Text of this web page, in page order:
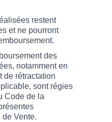
restent
et ne pourront
des
notamment en
de rétractation
sont régies
Code de la
Vente.